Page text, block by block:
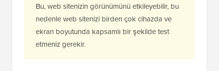
Bu, web sitenizin görünümünü etkileyebilir, bu
nedenle web sitenizi birden çok cihazda ve
ekran boyutunda kapsamlı bir şekilde test
etmeniz gerekir.